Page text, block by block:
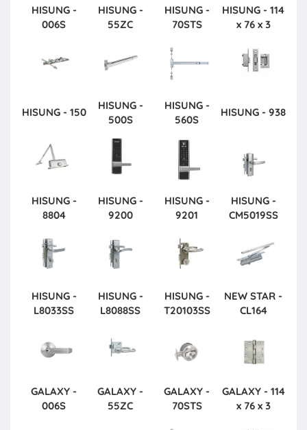
HISUNG -
006S
HISUNG -
55ZC
HISUNG -
70STS
HISUNG - 114
x 76 x 3
HISUNG - 150
HISUNG -
500S
HISUNG -
560S
HISUNG - 938
HISUNG -
8804
HISUNG -
9200
HISUNG -
9201
HISUNG -
CM5019SS
HISUNG -
L8033SS
HISUNG -
L8088SS
HISUNG -
T20103SS
NEW STAR -
CL164
GALAXY -
006S
GALAXY -
55ZC
GALAXY -
70STS
GALAXY - 114
x 76 x 3